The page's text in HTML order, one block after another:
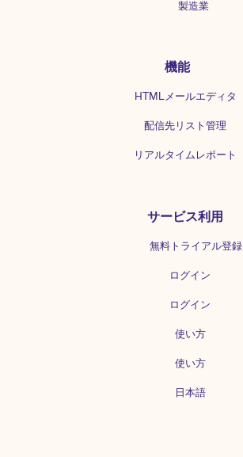
製造業
機能
HTMLメールエディタ
配信先リスト管理
リアルタイムレポート
サービス利用
無料トライアル登録
ログイン
ログイン
使い方
使い方
日本語